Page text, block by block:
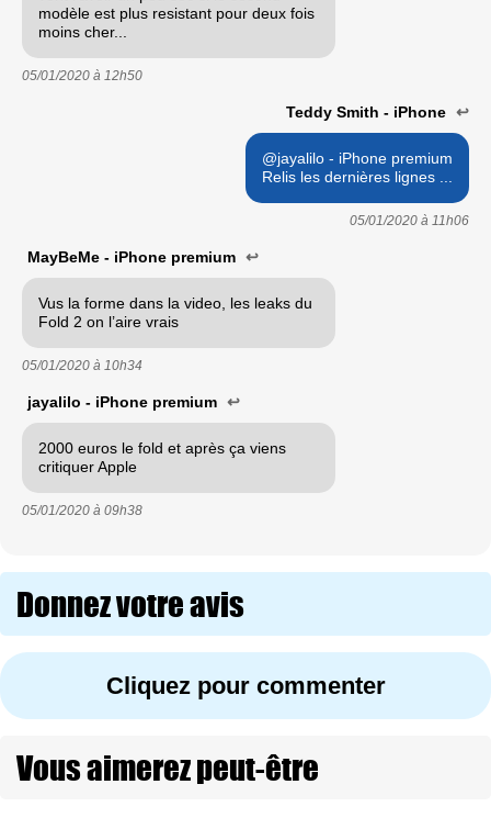
modèle est plus resistant pour deux fois
moins cher...
05/01/2020 à 12h50
Teddy Smith - iPhone ↩
@jayalilo - iPhone premium
Relis les dernières lignes ...
05/01/2020 à 11h06
MayBeMe - iPhone premium ↩
Vus la forme dans la video, les leaks du
Fold 2 on l’aire vrais
05/01/2020 à 10h34
jayalilo - iPhone premium ↩
2000 euros le fold et après ça viens
critiquer Apple
05/01/2020 à 09h38
Donnez votre avis
Cliquez pour commenter
Vous aimerez peut-être